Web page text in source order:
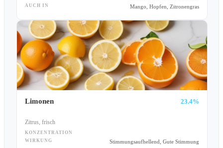
AUCH IN Mango, Hopfen, Zitronengras
Limonen 23.4%
Zitrus, frisch
KONZENTRATION
WIRKUNG
Stimmungsaufhellend, Gute Stimmung